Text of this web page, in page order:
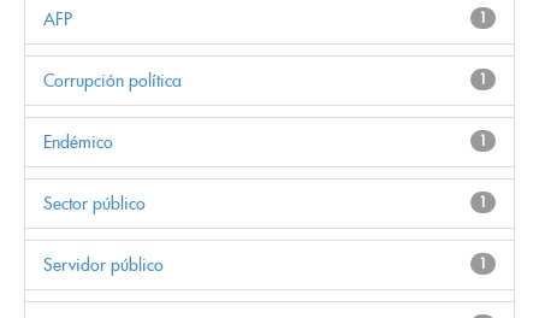
1
AFP
1
Corrupción política
1
Endémico
1
Sector público
1
Servidor público